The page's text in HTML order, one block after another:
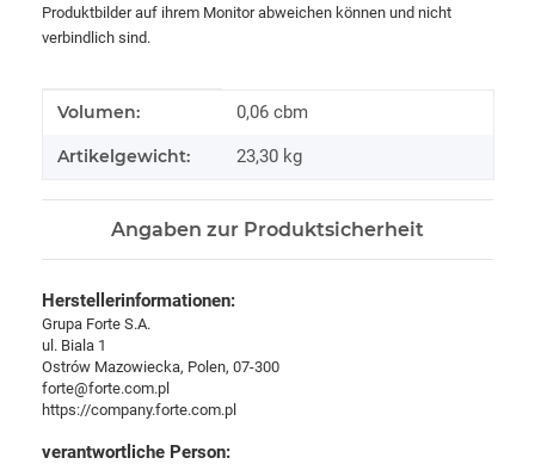
Produktbilder auf ihrem Monitor abweichen können und nicht
verbindlich sind.
Produkteigenschaft
Wert
Volumen: 0,06 cbm
Artikelgewicht: 23,30 kg
Angaben zur Produktsicherheit
Herstellerinformationen:
Grupa Forte S.A.
ul. Biala 1
Ostrów Mazowiecka, Polen, 07-300
forte@forte.com.pl
https://company.forte.com.pl
verantwortliche Person: